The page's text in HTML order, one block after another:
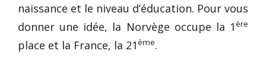
naissance et le niveau d’éducation. Pour vous
donner une idée, la Norvège occupe la 1ère
place et la France, la 21ème.